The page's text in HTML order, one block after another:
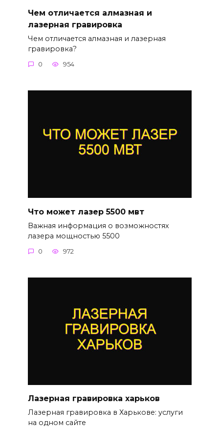
Чем отличается алмазная и
лазерная гравировка
Чем отличается алмазная и лазерная
гравировка?
0 954
Что может лазер 5500 мвт
Важная информация о возможностях
лазера мощностью 5500
0 972
Лазерная гравировка харьков
Лазерная гравировка в Харькове: услуги
на одном сайте